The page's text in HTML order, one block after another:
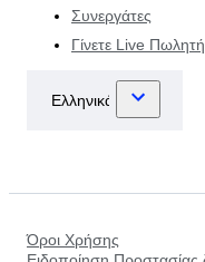
Συνεργάτες
Γίνετε Live
Όροι Χρήσης